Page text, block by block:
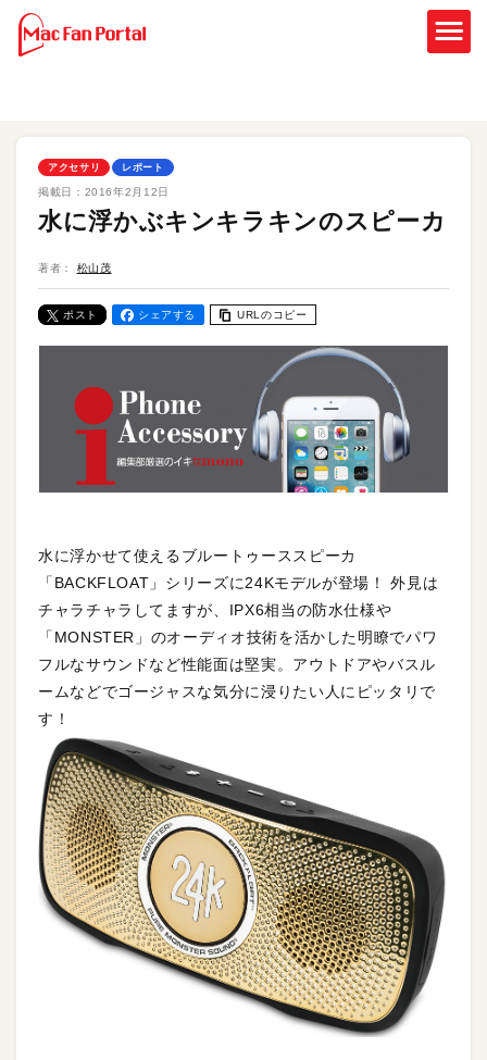
アクセサリ レポート
掲載日： 2016年2月12日
水に浮かぶキンキラキンのスピーカ
著者： 松山茂
ポスト シェアする URLのコピー
水に浮かせて使えるブルートゥーススピーカ
「BACKFLOAT」シリーズに24Kモデルが登場！ 外見は
チャラチャラしてますが、IPX6相当の防水仕様や
「MONSTER」のオーディオ技術を活かした明瞭でパワ
フルなサウンドなど性能面は堅実。アウトドアやバスル
ームなどでゴージャスな気分に浸りたい人にピッタリで
す！